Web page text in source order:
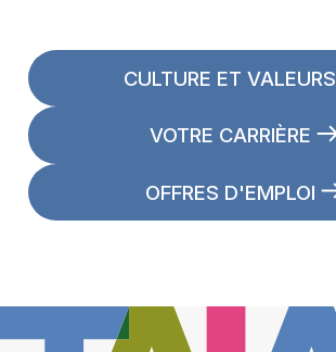
CULTURE ET VALEURS
VOTRE CARRIÈRE
OFFRES D'EMPLOI